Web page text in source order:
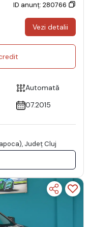
ID anunț: 280766
Vezi detalii
Automată
07.2015
Județ Cluj